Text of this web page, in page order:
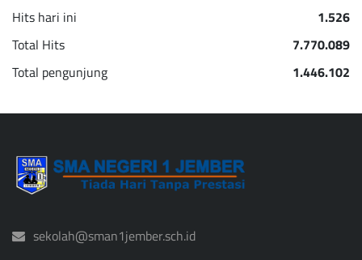
Hits hari ini
1.526
Total Hits
7.770.089
Total pengunjung
1.446.102
sekolah@sman1jember.sch.id